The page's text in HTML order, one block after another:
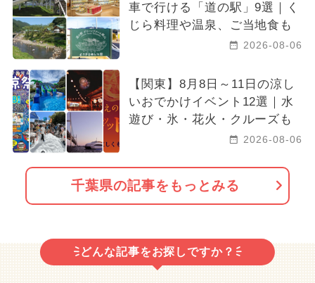
車で行ける「道の駅」9選｜く
じら料理や温泉、ご当地食も
2026-08-06
【関東】8月8日～11日の涼し
いおでかけイベント12選｜水
遊び・氷・花火・クルーズも
2026-08-06
千葉県の記事をもっとみる
どんな記事をお探しですか？